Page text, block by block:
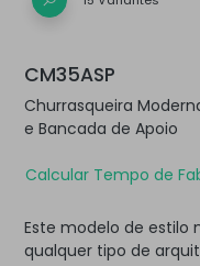
CM35ASP
Churrasqueira
e Bancada de Apoio
Calcular Tempo de
Este modelo de
qualquer tipo de